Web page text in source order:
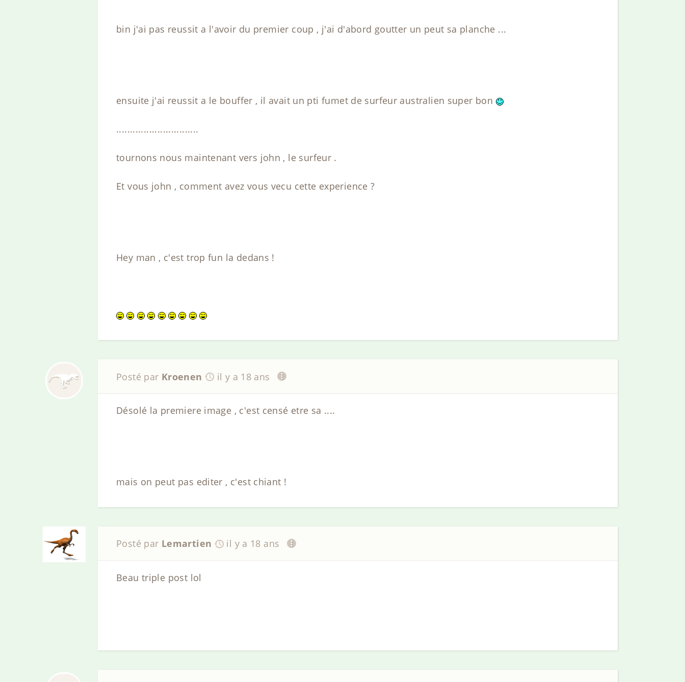
bin j'ai pas reussit a l'avoir du premier coup , j'ai d'abord goutter un peut sa planche ...
ensuite j'ai reussit a le bouffer , il avait un pti fumet de surfeur australien super bon
..............................
tournons nous maintenant vers john , le surfeur .
Et vous john , comment avez vous vecu cette experience ?
Hey man , c'est trop fun la dedans !
Posté par Kroenen il y a 18 ans
Désolé la premiere image , c'est censé etre sa ....
mais on peut pas editer , c'est chiant !
Posté par Lemartien il y a 18 ans
Beau triple post lol